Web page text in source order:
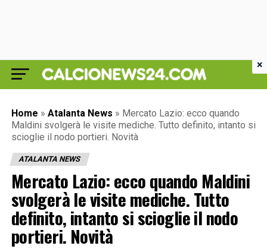
Home » Atalanta News » Mercato Lazio: ecco quando
Maldini svolgerà le visite mediche. Tutto definito, intanto si
scioglie il nodo portieri. Novità
ATALANTA NEWS
Mercato Lazio: ecco quando Maldini
svolgerà le visite mediche. Tutto
definito, intanto si scioglie il nodo
portieri. Novità
×